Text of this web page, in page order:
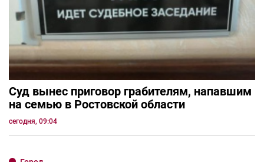
Суд вынес приговор грабителям, напавшим
на семью в Ростовской области
сегодня, 09:04